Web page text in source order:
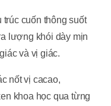
trúc cuốn thông suốt
lượng khói dày mịn
và vị giác.
nốt vị cacao,
khoa học qua từng